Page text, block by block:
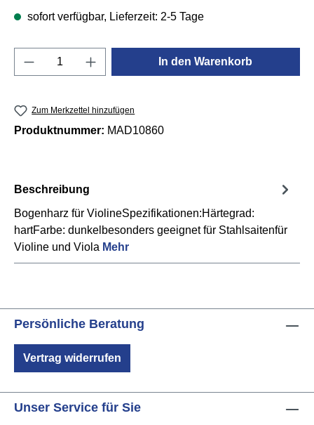
sofort verfügbar, Lieferzeit: 2-5 Tage
Produkt Anzahl: Gib den gewünschten
In den Warenkorb
Zum Merkzettel hinzufügen
Produktnummer: MAD10860
Beschreibung
Bogenharz für ViolineSpezifikationen:Härtegrad:
hartFarbe: dunkelbesonders geeignet für Stahlsaitenfür
Violine und Viola Mehr
Persönliche Beratung
Vertrag widerrufen
Unser Service für Sie